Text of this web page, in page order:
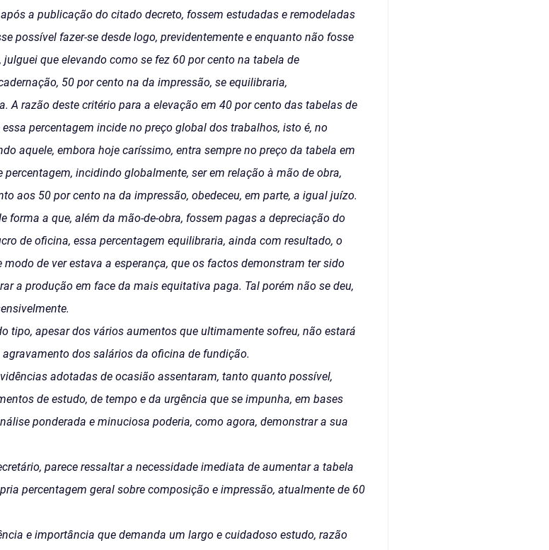
a publicação do citado decreto, fossem estudadas e remodeladas
possível fazer-se desde logo, previdentemente e enquanto não fosse
que elevando como se fez 60 por cento na tabela de
50 por cento na da impressão, se equilibraria,
A razão deste critério para a elevação em 40 por cento das tabelas de
percentagem incide no preço global dos trabalhos, isto é, no
aquele, embora hoje caríssimo, entra sempre no preço da tabela em
incidindo globalmente, ser em relação à mão de obra,
aos 50 por cento na da impressão, obedeceu, em parte, a igual juízo.
forma a que, além da mão-de-obra, fossem pagas a depreciação do
de oficina, essa percentagem equilibraria, ainda com resultado, o
de ver estava a esperança, que os factos demonstram ter sido
a produção em face da mais equitativa paga. Tal porém não se deu,
tipo, apesar dos vários aumentos que ultimamente sofreu, não estará
dos salários da oficina de fundição.
adotadas de ocasião assentaram, tanto quanto possível,
de estudo, de tempo e da urgência que se impunha, em bases
ponderada e minuciosa poderia, como agora, demonstrar a sua
parece ressaltar a necessidade imediata de aumentar a tabela
percentagem geral sobre composição e impressão, atualmente de 60
e importância que demanda um largo e cuidadoso estudo, razão